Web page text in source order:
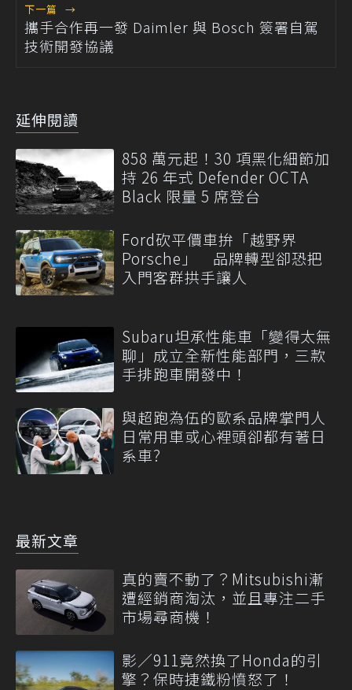
下一篇 →
攜手合作再一發 Daimler 與 Bosch 簽署自駕
技術開發協議
延伸閱讀
858 萬元起！30 項黑化細節加
持 26 年式 Defender OCTA
Black 限量 5 席登台
Ford砍平價車拚「越野界
Porsche」 品牌轉型卻恐把
入門客群拱手讓人
Subaru坦承性能車「變得太無
聊」成立全新性能部門，三款
手排跑車開發中！
與超跑為伍的歐系品牌掌門人
日常用車或心裡頭卻都有著日
系車?
最新文章
真的賣不動了？Mitsubishi漸
遭經銷商淘汰，並且專注二手
市場尋商機！
影／911竟然換了Honda的引
擎？保時捷鐵粉憤怒了！